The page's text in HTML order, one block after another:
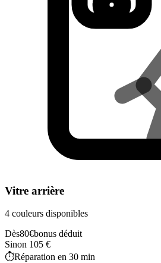
Vitre arrière
4 couleurs disponibles
Dès80€bonus déduit
Sinon 105 €
⏱️Réparation en 30 min